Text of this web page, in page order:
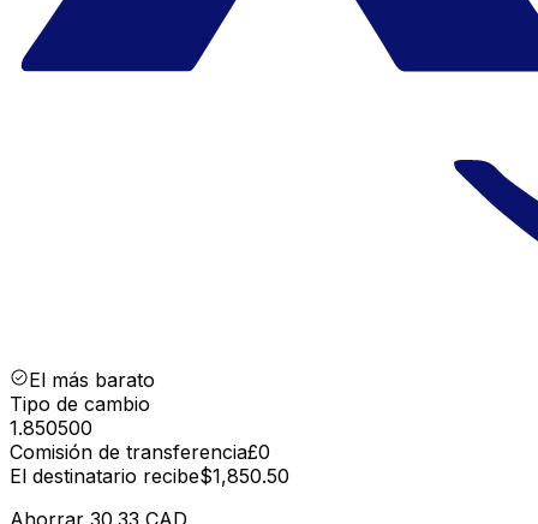
El más barato
Tipo de cambio
1.850500
Comisión de transferencia£0
El destinatario recibe$1,850.50